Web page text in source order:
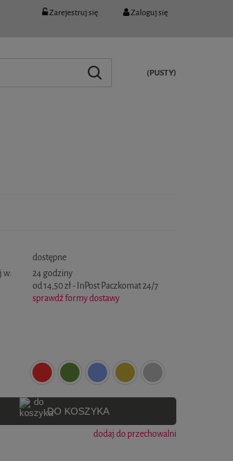
Zarejestruj się Zaloguj się
(PUSTY)
dostępne
w:
24 godziny
od 14,50 zł- InPost Paczkomat 24/7
sprawdź formy dostawy
DO KOSZYKA
dodaj do przechowalni